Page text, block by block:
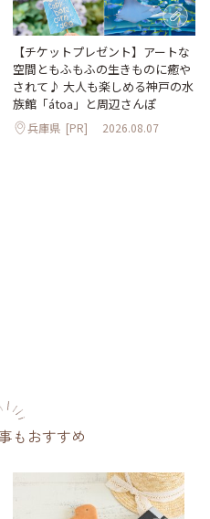
【チケットプレゼント】アートな
空間ともふもふの生きものに癒や
されて♪ 大人も楽しめる神戸の水
族館「átoa」と周辺さんぽ
兵庫県 [PR] 2026.08.07
もおすすめ